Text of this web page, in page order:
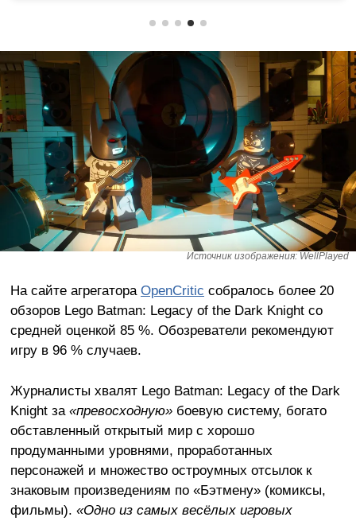
Источник изображения: WellPlayed
На сайте агрегатора OpenCritic собралось более 20
обзоров Lego Batman: Legacy of the Dark Knight со
средней оценкой 85 %. Обозреватели рекомендуют
игру в 96 % случаев.
Журналисты хвалят Lego Batman: Legacy of the Dark
Knight за«превосходную»боевую систему, богато
обставленный открытый мир с хорошо
продуманными уровнями, проработанных
персонажей и множество остроумных отсылок к
знаковым произведениям по «Бэтмену» (комиксы,
фильмы). «Одно из самых весёлых игровых